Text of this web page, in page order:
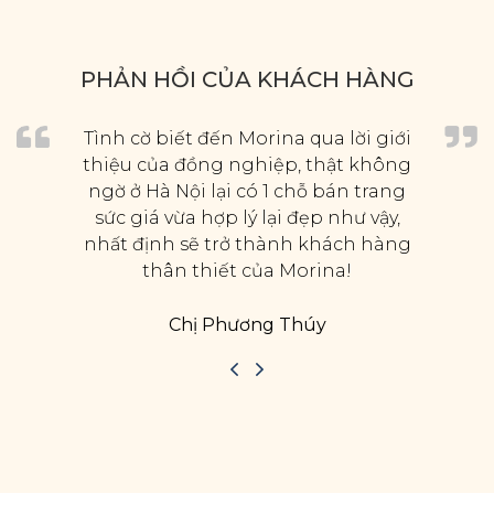
PHẢN HỒI CỦA KHÁCH HÀNG
Tình cờ biết đến Morina qua lời giới
thiệu của đồng nghiệp, thật không
ngờ ở Hà Nội lại có 1 chỗ bán trang
sức giá vừa hợp lý lại đẹp như vậy,
nhất định sẽ trở thành khách hàng
thân thiết của Morina!
Chị Phương Thúy